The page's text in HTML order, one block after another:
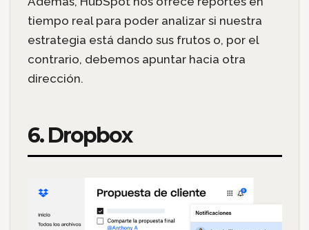
tiempo real para poder analizar si nuestra
estrategia está dando sus frutos o, por el
contrario, debemos apuntar hacia otra
dirección.
6. Dropbox